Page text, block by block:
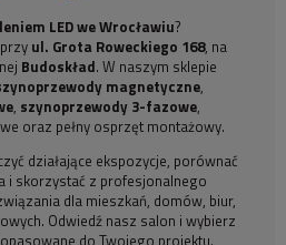
LED we Wrocławiu?
przy ul. Grota Roweckiego 168, na
Budoskład. W naszym sklepie
magnetyczne,
, szynoprzewody 3-fazowe,
oraz pełny osprzęt montażowy.
działające ekspozycje, porównać
i skorzystać z profesjonalnego
dla mieszkań, domów, biur,
Odwiedź nasz salon i wybierz